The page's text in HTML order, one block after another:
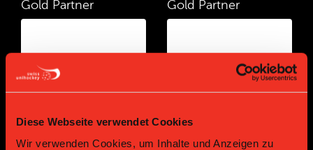
Diese Webseite verwendet Cookies
Wir verwenden Cookies, um Inhalte und Anzeigen zu
Gold Partner Gold Partner